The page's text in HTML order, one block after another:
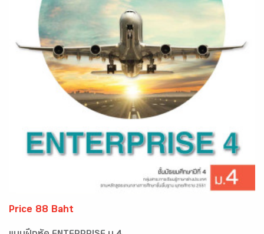
Price 88 Baht